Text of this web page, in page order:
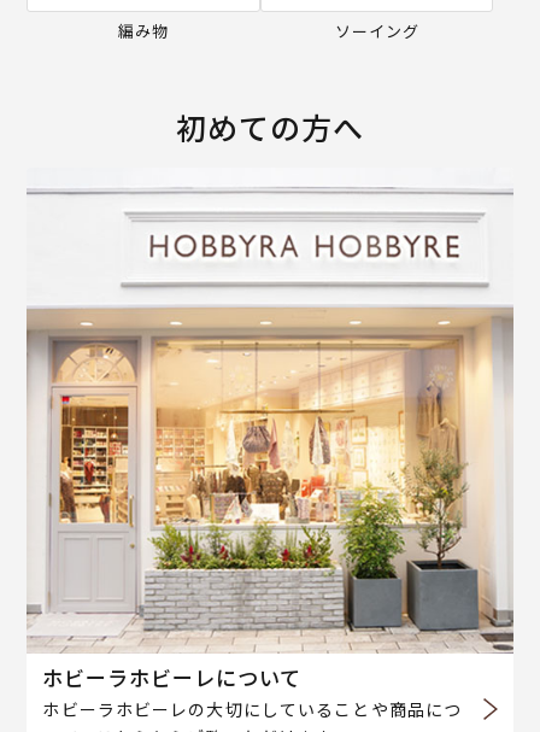
編み物 ソーイング
初めての方へ
ホビーラホビーレについて
ホビーラホビーレの大切にしていることや商品につ